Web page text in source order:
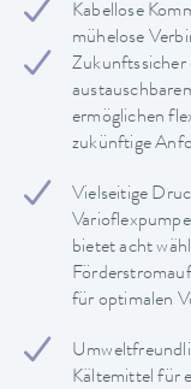
Kabellose
mühelose
ermöglichen
zukünftige
Vielseitige
bietet acht
für optimalen
Kältemittel für